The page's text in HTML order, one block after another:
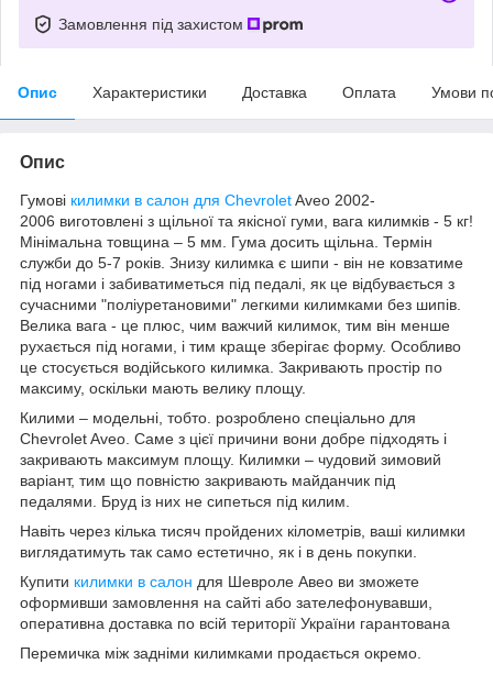
Замовлення під захистом
Опис Характеристики Доставка Оплата Умови
Опис
Гумові килимки в салон для ChevroletAveo 2002-
2006 виготовлені з щільної та якісної гуми, вага килимків - 5 кг!
Мінімальна товщина – 5 мм. Гума досить щільна. Термін
служби до 5-7 років. Знизу килимка є шипи - він не ковзатиме
під ногами і забиватиметься під педалі, як це відбувається з
сучасними "поліуретановими" легкими килимками без шипів.
Велика вага - це плюс, чим важчий килимок, тим він менше
рухається під ногами, і тим краще зберігає форму. Особливо
це стосується водійського килимка. Закривають простір по
максиму, оскільки мають велику площу.
Килими – модельні, тобто. розроблено спеціально для
Chevrolet Aveo. Саме з цієї причини вони добре підходять і
закривають максимум площу. Килимки – чудовий зимовий
варіант, тим що повністю закривають майданчик під
педалями. Бруд із них не сипеться під килим.
Навіть через кілька тисяч пройдених кілометрів, ваші килимки
виглядатимуть так само естетично, як і в день покупки.
Купити килимки в салон для Шевроле Авео ви зможете
оформивши замовлення на сайті або зателефонувавши,
оперативна доставка по всій території України гарантована
Перемичка між задніми килимками продається окремо.